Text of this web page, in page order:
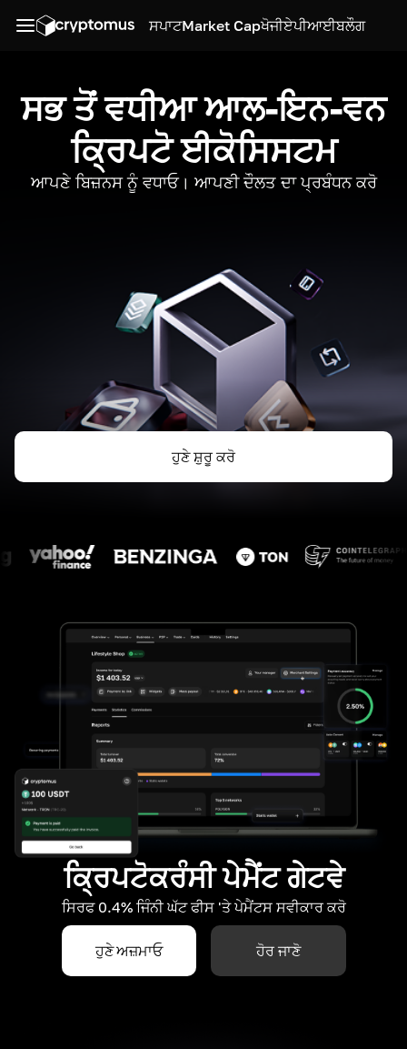
ਸਪਾਟMarket Capਖੋਜੀਏਪੀਆਈਬਲੌਗ
ਸਭ ਤੋਂ ਵਧੀਆ ਆਲ-ਇਨ-ਵਨ
ਕ੍ਰਿਪਟੋ ਈਕੋਸਿਸਟਮ
ਆਪਣੇ ਬਿਜ਼ਨਸ ਨੂੰ ਵਧਾਓ। ਆਪਣੀ ਦੌਲਤ ਦਾ ਪ੍ਰਬੰਧਨ ਕਰੋ
ਹੁਣੇ ਸ਼ੁਰੂ ਕਰੋ
ਕ੍ਰਿਪਟੋਕਰੰਸੀ ਪੇਮੈਂਟ ਗੇਟਵੇ
ਸਿਰਫ 0.4% ਜਿੰਨੀ ਘੱਟ ਫੀਸ 'ਤੇ ਪੇਮੈਂਟਸ ਸਵੀਕਾਰ ਕਰੋ
ਹੁਣੇ ਅਜ਼ਮਾਓ ਹੋਰ ਜਾਣੋ